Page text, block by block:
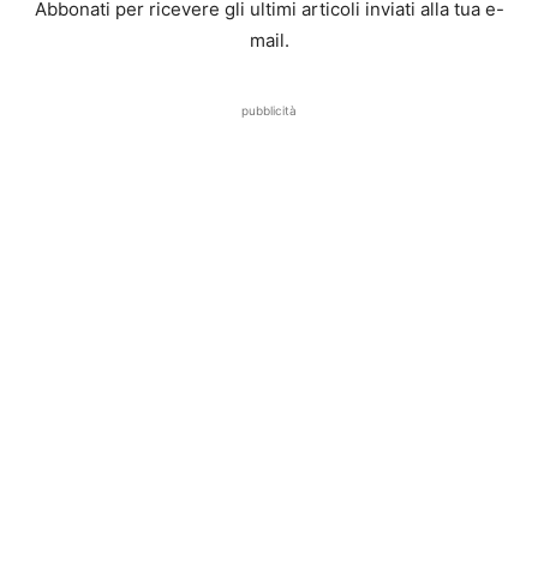
Abbonati per ricevere gli ultimi articoli inviati alla tua e-
mail.
pubblicità